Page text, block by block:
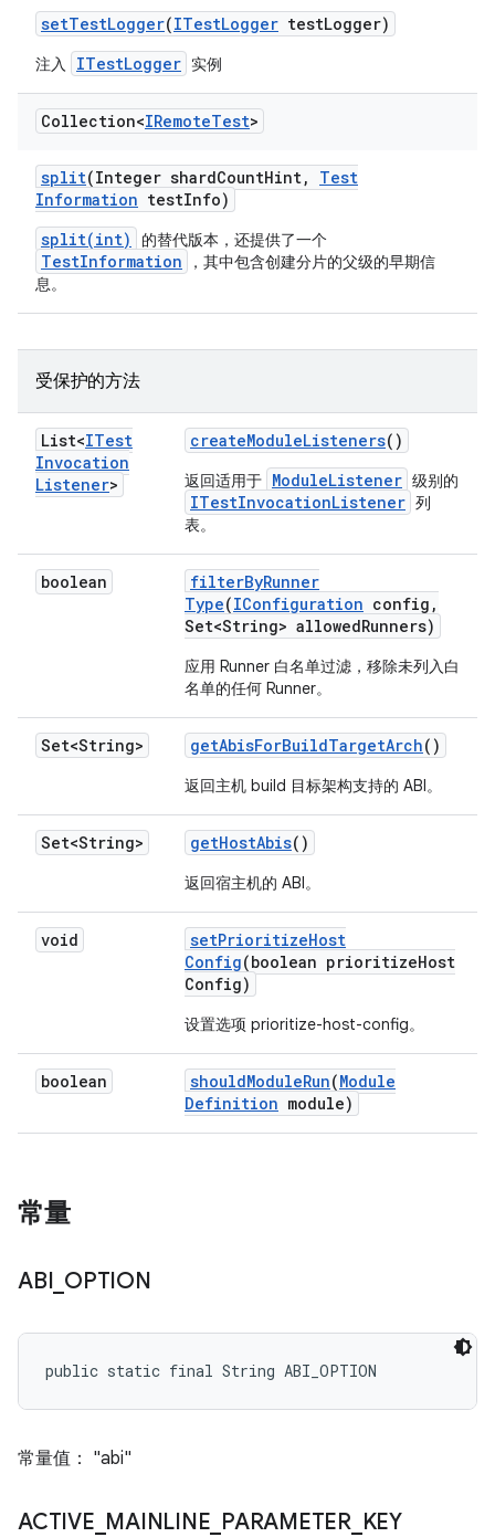
setTestLogger(ITestLogger testLogger)
注入 ITestLogger 实例
Collection<IRemoteTest>
split(Integer shardCountHint,
Test
Information testInfo)
split(int)
的替代版本，还提供了一个
TestInformation
，其中包含创建分片的父级的早期信
息。
受保护的方法
List<ITest
Invocation
Listener>
createModuleListeners()
返回适用于 ModuleListener 级别的
ITestInvocationListener 列
表。
boolean filterByRunner
Type(IConfiguration config ,
Set<String> allowedRunners)
应用 Runner 白名单过滤，移除未列入白
名单的任何 Runner。
Set<String> getAbisForBuildTargetArch()
返回主机 build 目标架构支持的 ABI。
Set<String> getHostAbis()
返回宿主机的 ABI。
void setPrioritizeHost
Config(boolean prioritizeHost
Config)
设置选项 prioritize-host-config。
boolean shouldModuleRun(Module
Definition module)
常量
ABI OPTION
public static final String ABI_OPTION
常量值： "abi"
ACTIVE MAINLINE PARAMETER_ KEY